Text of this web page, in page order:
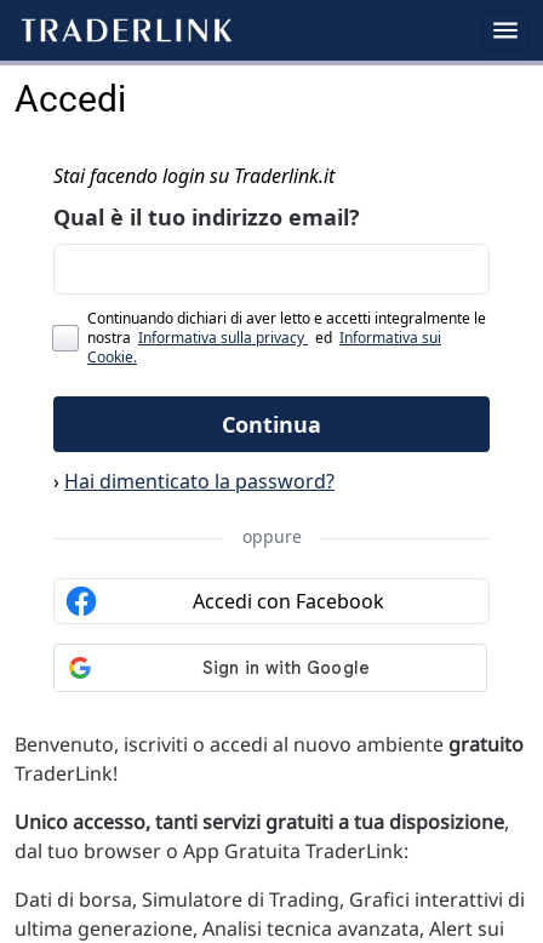
Accedi
Benvenuto, iscriviti o accedi al nuovo ambiente gratuito
TraderLink!
Unico accesso, tanti servizi gratuiti a tua disposizione,
dal tuo browser o App Gratuita TraderLink:
Dati di borsa, Simulatore di Trading, Grafici interattivi di
ultima generazione, Analisi tecnica avanzata, Alert sui